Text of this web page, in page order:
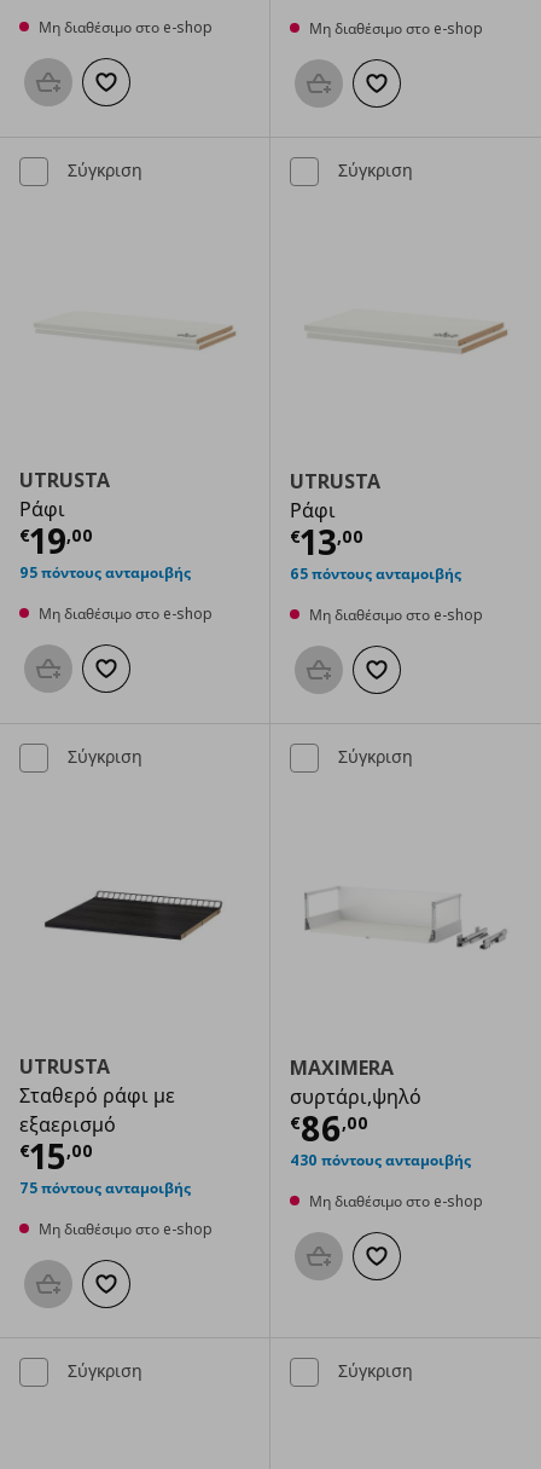
Μη διαθέσιμο στο e-shop
Προσθήκη στο καλάθι
Προσθήκη στα αγαπημένα
Μη διαθέσιμο στο e-shop
Προσθήκη στο καλάθι
Προσθήκη στα
Σύγκριση
UTRUSTA
Ράφι
€19,00
Τρέχουσα τιμή € 19,00
95 πόντους ανταμοιβής
Μη διαθέσιμο στο e-shop
Προσθήκη στο καλάθι
Προσθήκη στα αγαπημένα
Σύγκριση
UTRUSTA
Ράφι
€13,00
Τρέχουσα
65 πόντους ανταμοιβής
Μη διαθέσιμο στο e-shop
Προσθήκη στο καλάθι
Προσθήκη στα
Σύγκριση
UTRUSTA
Σταθερό ράφι με
εξαερισμό
€15,00
Τρέχουσα τιμή € 15,00
75 πόντους ανταμοιβής
Μη διαθέσιμο στο e-shop
Προσθήκη στο καλάθι
Προσθήκη στα αγαπημένα
Σύγκριση
MAXIMERA
συρτάρι,ψηλό
€86,00
Τρέχουσα
430 πόντους ανταμοιβής
Μη διαθέσιμο στο e-shop
Προσθήκη στο καλάθι
Προσθήκη στα
Σύγκριση Σύγκριση